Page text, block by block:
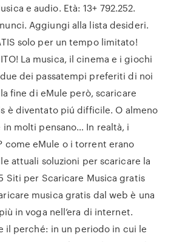
e audio. Età: 13+ 792.252.
Aggiungi alla lista desideri.
solo per un tempo limitato!
La musica, il cinema e i giochi
dei passatempi preferiti di noi
fine di eMule però, scaricare
è diventato piú difficile. O almeno
molti pensano… In realtà, i
come eMule o i torrent erano
attuali soluzioni per scaricare la
Siti per Scaricare Musica gratis
musica gratis dal web è una
in voga nell’era di internet.
il perché: in un periodo in cui le